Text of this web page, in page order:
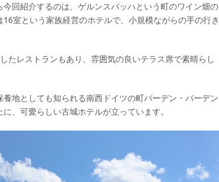
回紹介するのは、ゲルンスバッハという町のワイン畑の
室という家族経営のホテルで、小規模ながらの手の行き
たレストランもあり、雰囲気の良いテラス席で素晴らし
地としても知られる南西ドイツの町バーデン・バーデン
、可愛らしい古城ホテルが立っています。